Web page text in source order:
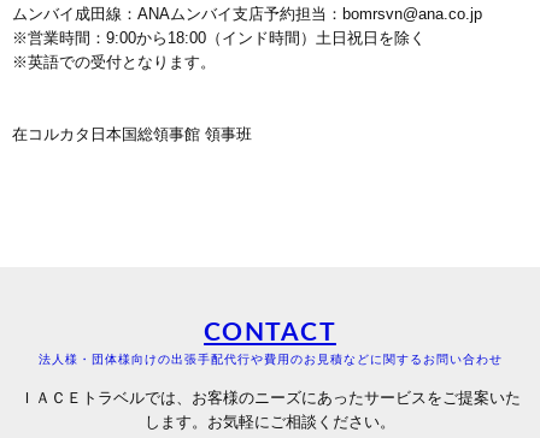
ムンバイ成田線：ANAムンバイ支店予約担当：bomrsvn@ana.co.jp
※営業時間：9:00から18:00（インド時間）土日祝日を除く
※英語での受付となります。
在コルカタ日本国総領事館 領事班
CONTACT
法人様・団体様向けの出張手配代行や費用のお見積などに関するお問い合わせ
ＩＡＣＥトラベルでは、お客様のニーズにあったサービスをご提案いた
します。お気軽にご相談ください。